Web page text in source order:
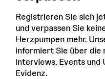
Registrieren Sie sich
und verpassen Sie
Herzpumpen mehr.
informiert Sie über die
Interviews, Events und
Evidenz.